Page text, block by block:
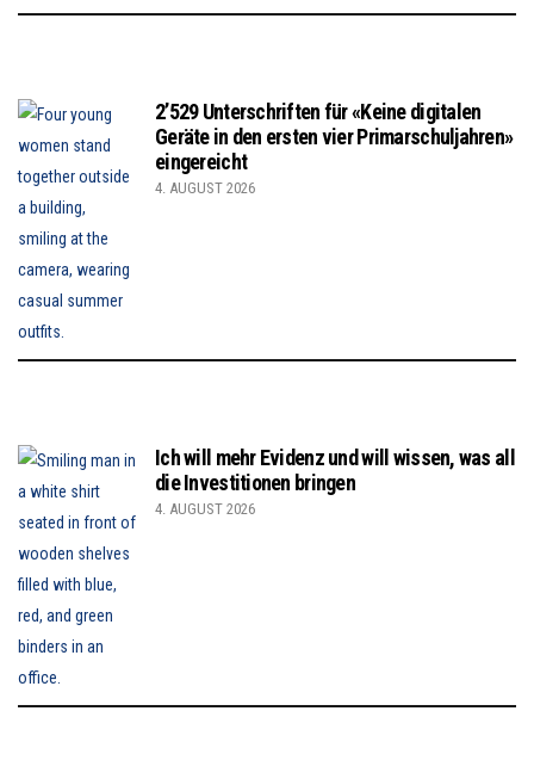
2’529 Unterschriften für «Keine digitalen
Geräte in den ersten vier Primarschuljahren»
eingereicht
4. AUGUST 2026
Ich will mehr Evidenz und will wissen, was all
die Investitionen bringen
4. AUGUST 2026